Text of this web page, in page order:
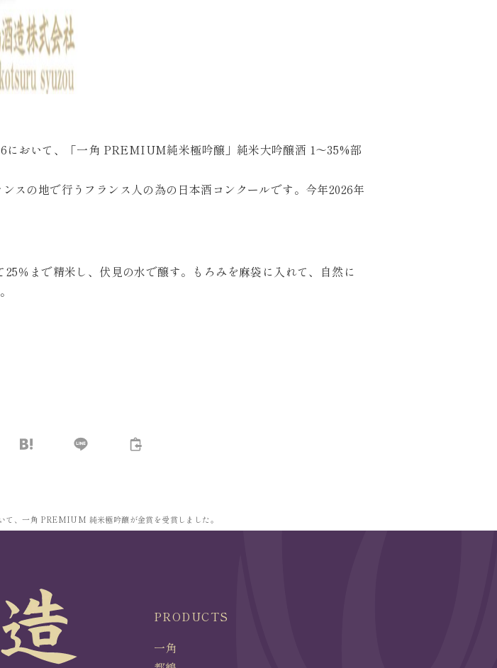
おいて、「一角 PREMIUM純米極吟醸」純米大吟醸酒 1～35%部
の地で行うフランス人の為の日本酒コンクールです。今年2026年
％まで精米し、伏見の水で醸す。もろみを麻袋に入れて、自然に
、一角 PREMIUM 純米極吟醸が金賞を受賞しました。
PRODUCTS
一角